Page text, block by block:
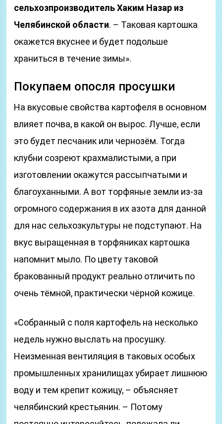
сельхозпроизводитель Хаким Назар из
Челябинской области. – Таковая картошка
окажется вкуснее и будет подольше
храниться в течение зимы».
Покупаем опосля просушки
На вкусовые свойства картофеля в основном
влияет почва, в какой он вырос. Лучше, если
это будет песчаник или чернозём. Тогда
клубни созреют крахмалистыми, а при
изготовлении окажутся рассыпчатыми и
благоуханными. А вот торфяные земли из-за
огромного содержания в их азота для данной
для нас сельхозкультуры не подступают. На
вкус выращенная в торфяниках картошка
напомнит мыло. По цвету таковой
бракованный продукт реально отличить по
очень тёмной, практически чёрной кожице.
«Собранный с поля картофель на несколько
недель нужно выслать на просушку.
Неизменная вентиляция в таковых особых
промышленных хранилищах убирает лишнюю
воду и тем крепит кожицу, – объясняет
челябинский крестьянин. – Потому